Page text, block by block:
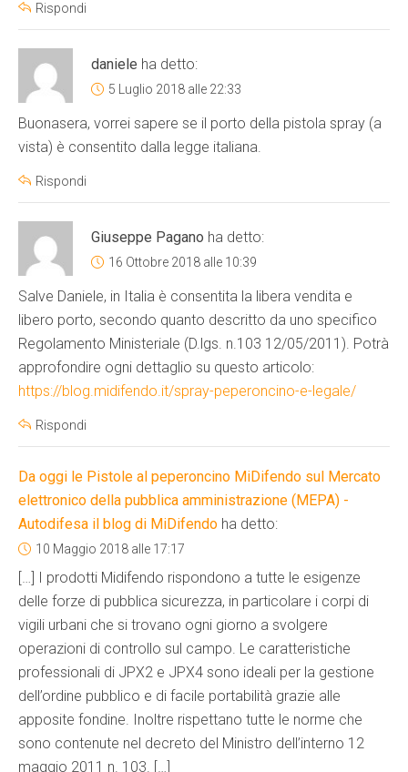
Rispondi
daniele ha detto:
5 Luglio 2018 alle 22:33
Buonasera, vorrei sapere se il porto della pistola spray (a
vista) è consentito dalla legge italiana.
Rispondi
Giuseppe Pagano ha detto:
16 Ottobre 2018 alle 10:39
Salve Daniele, in Italia è consentita la libera vendita e
libero porto, secondo quanto descritto da uno specifico
Regolamento Ministeriale (D.lgs. n.103 12/05/2011). Potrà
approfondire ogni dettaglio su questo articolo:
https://blog.midifendo.it/spray-peperoncino-e-legale/
Rispondi
Da oggi le Pistole al peperoncino MiDifendo sul Mercato
elettronico della pubblica amministrazione (MEPA) -
Autodifesa il blog di MiDifendo ha detto:
10 Maggio 2018 alle 17:17
[…] I prodotti Midifendo rispondono a tutte le esigenze
delle forze di pubblica sicurezza, in particolare i corpi di
vigili urbani che si trovano ogni giorno a svolgere
operazioni di controllo sul campo. Le caratteristiche
professionali di JPX2 e JPX4 sono ideali per la gestione
dell’ordine pubblico e di facile portabilità grazie alle
apposite fondine. Inoltre rispettano tutte le norme che
sono contenute nel decreto del Ministro dell’interno 12
maggio 2011 n. 103. […]